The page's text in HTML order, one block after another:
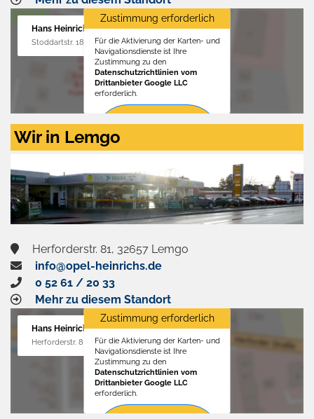
Hans Heinrichs GmbH
Stoddartstr. 18, 32758 Detmold
Zustimmung erforderlich
Für die Aktivierung der Karten- und
Navigationsdienste ist Ihre
Zustimmung zu den
Datenschutzrichtlinien vom
Drittanbieter Google LLC
erforderlich.
Zustimmen
aktivieren
Wir in Lemgo
Herforderstr. 81, 32657 Lemgo
info@opel-heinrichs.de
0 52 61 / 20 33
Mehr zu diesem Standort
Hans Heinrichs GmbH
Herforderstr. 81, 32657 Lemgo
Zustimmung erforderlich
Für die Aktivierung der Karten- und
Navigationsdienste ist Ihre
Zustimmung zu den
Datenschutzrichtlinien vom
Drittanbieter Google LLC
erforderlich.